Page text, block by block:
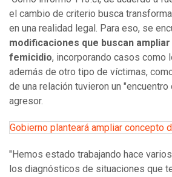
el cambio de criterio busca
en una realidad legal. Para eso, se
modificaciones que buscan
femicidio, incorporando casos como
además de otro tipo de víctimas,
de una relación tuvieron un "encuentro
agresor.
Gobierno planteará ampliar concepto
"Hemos estado trabajando hace
los diagnósticos de situaciones que